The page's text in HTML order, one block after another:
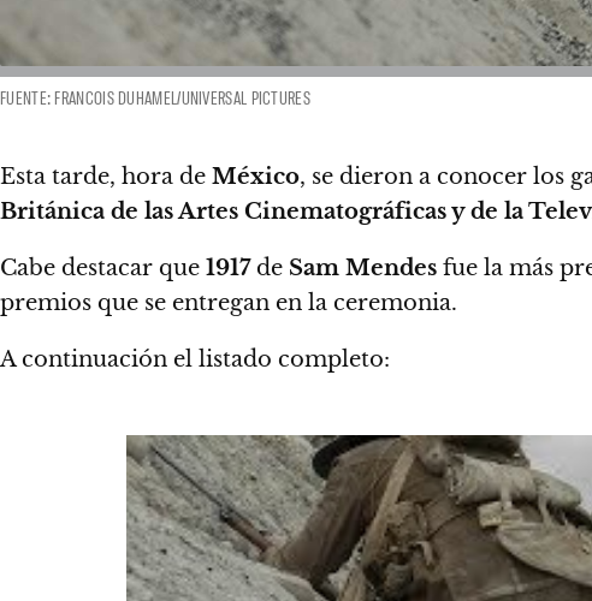
FUENTE: FRANCOIS DUHAMEL/UNIVERSAL PICTURES
Esta tarde, hora de México, se dieron a conocer los
Británica de las Artes Cinematográficas y de la
Cabe destacar que 1917de Sam Mendes fue la más
premios que se entregan en la ceremonia.
A continuación el listado completo: